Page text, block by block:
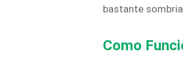
bastante
Como